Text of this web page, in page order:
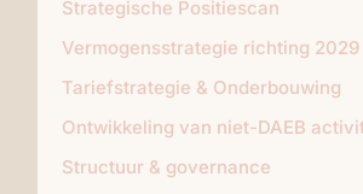
Strategische Positiescan
Vermogensstrategie richting 2029
Tariefstrategie & Onderbouwing
Ontwikkeling van niet-DAEB
Structuur & governance